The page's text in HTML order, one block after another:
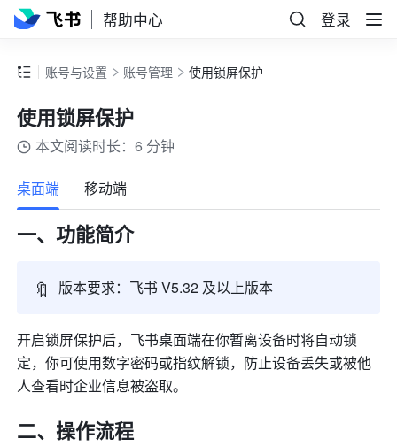
帮助中心 登录
账号与设置 账号管理 使用锁屏保护
使用锁屏保护
本文阅读时长：6 分钟
桌面端 移动端
一、功能简介
🔖 版本要求：飞书 V5.32 及以上版本
开启锁屏保护后，飞书桌面端在你暂离设备时将自动锁
定，你可使用数字密码或指纹解锁，防止设备丢失或被他
人查看时企业信息被盗取。
二、操作流程